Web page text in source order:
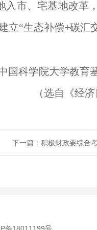
市、宅基地改革
立“生态补偿+碳汇
国科学院大学教育
（选自《经济
下一篇：积极财政要综合